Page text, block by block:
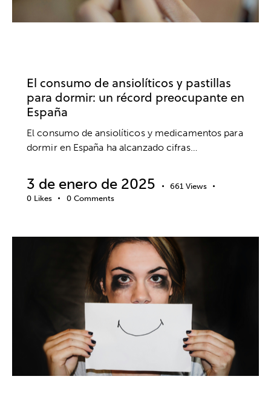
El consumo de ansiolíticos y pastillas
para dormir: un récord preocupante en
España
El consumo de ansiolíticos y medicamentos para
dormir en España ha alcanzado cifras…
3 de enero de 2025 661 Views
0 Likes 0 Comments